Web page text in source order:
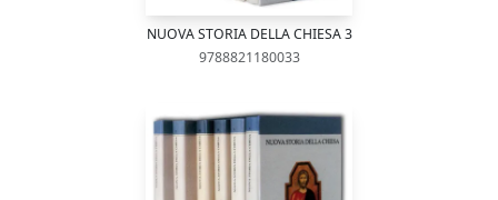
NUOVA STORIA DELLA CHIESA 3
9788821180033